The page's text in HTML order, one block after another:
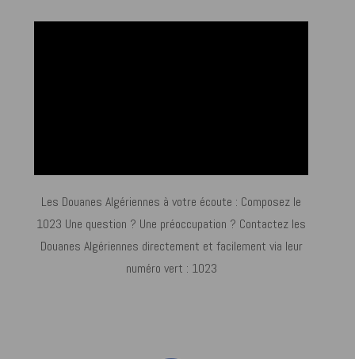
Les Douanes Algériennes à votre écoute : Composez le
1023 Une question ? Une préoccupation ? Contactez les
Douanes Algériennes directement et facilement via leur
numéro vert : 1023